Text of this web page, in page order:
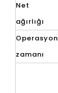
Net
ağırlığı
Operasyon
zamanı